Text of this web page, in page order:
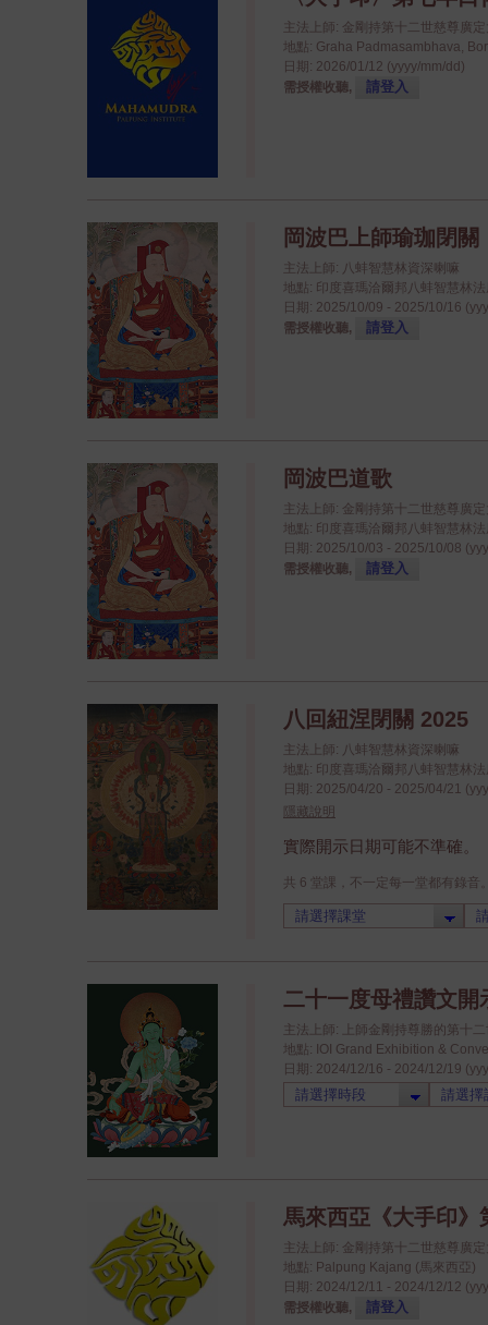
主法上師: 金剛持第十二世慈尊廣
地點: Graha Padmasambhava,
日期: 2026/01/12 (yyyy/mm/dd)
需授權收聽,
請登入
岡波巴上師瑜珈閉關
主法上師: 八蚌智慧林資深喇嘛
地點: 印度喜瑪洽爾邦八蚌智慧林
日期: 2025/10/09 - 2025/10/16
需授權收聽,
請登入
岡波巴道歌
主法上師: 金剛持第十二世慈尊廣
地點: 印度喜瑪洽爾邦八蚌智慧林
日期: 2025/10/03 - 2025/10/08
需授權收聽,
請登入
八回紐涅閉關 2025
主法上師: 八蚌智慧林資深喇嘛
地點: 印度喜瑪洽爾邦八蚌智慧林
日期: 2025/04/20 - 2025/04/21
隱藏說明
實際開示日期可能不準確。
共 6 堂課，不一定每一堂都有錄音
二十一度母禮讚文開
主法上師: 上師金剛持尊勝的第十
地點: IOI Grand Exhibition &
日期: 2024/12/16 - 2024/12/19
馬來西亞《大手印
主法上師: 金剛持第十二世慈尊廣
地點: Palpung Kajang (馬來西亞)
日期: 2024/12/11 - 2024/12/12
需授權收聽,
請登入